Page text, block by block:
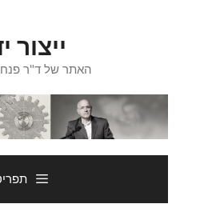
ייצור
האתר של ד"ר